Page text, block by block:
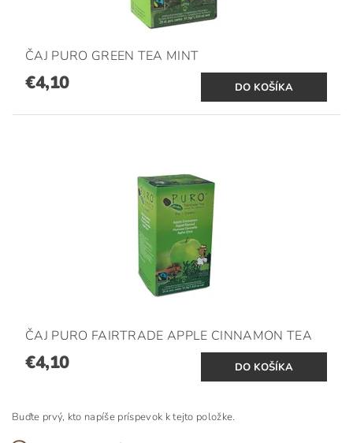
ČAJ PURO GREEN TEA MINT
€4,10
ČAJ PURO FAIRTRADE APPLE CINNAMON TEA
€4,10
Buďte prvý, kto napíše príspevok k tejto položke.